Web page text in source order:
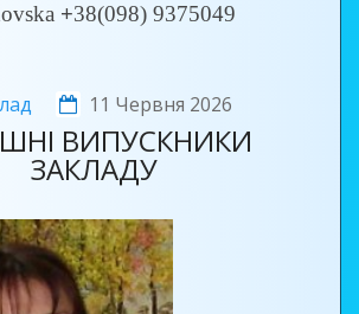
+38(098) 9375049
11 Червня 2026
ВИПУСКНИКИ
ЗАКЛАДУ